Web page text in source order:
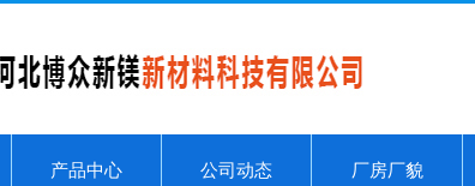
产品中心 公司动态 厂房厂貌